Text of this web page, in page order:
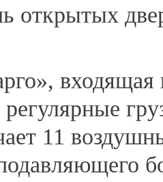
открытых
11